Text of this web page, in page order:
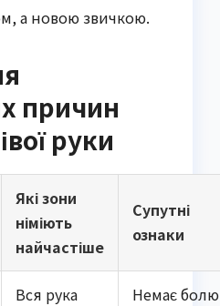
а новою звичкою.
причин
руки
Які зони
німіють
найчастіше
Супутні
ознаки
Вся рука
Немає болю